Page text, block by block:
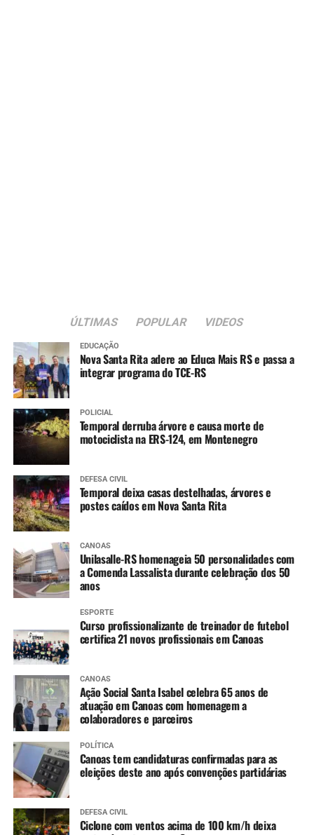
institucional.
ÚLTIMAS POPULAR VIDEOS
EDUCAÇÃO
Nova Santa Rita adere ao Educa Mais RS e passa a
integrar programa do TCE-RS
POLICIAL
Temporal derruba árvore e causa morte de
motociclista na ERS-124, em Montenegro
DEFESA CIVIL
Temporal deixa casas destelhadas, árvores e
postes caídos em Nova Santa Rita
CANOAS
Unilasalle-RS homenageia 50 personalidades com
a Comenda Lassalista durante celebração dos 50
anos
ESPORTE
Curso profissionalizante de treinador de futebol
certifica 21 novos profissionais em Canoas
CANOAS
Ação Social Santa Isabel celebra 65 anos de
atuação em Canoas com homenagem a
colaboradores e parceiros
POLÍTICA
Canoas tem candidaturas confirmadas para as
eleições deste ano após convenções partidárias
DEFESA CIVIL
Ciclone com ventos acima de 100 km/h deixa